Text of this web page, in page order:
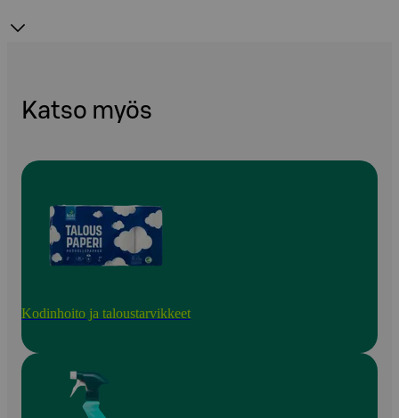
Katso myös
Kodinhoito ja taloustarvikkeet